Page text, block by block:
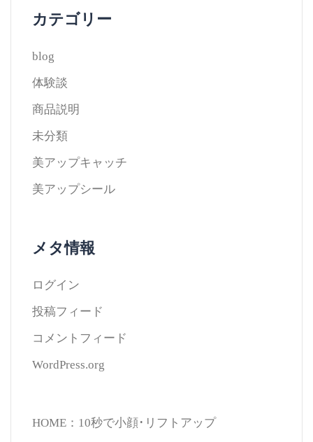
カテゴリー
blog
体験談
商品説明
未分類
美アップキャッチ
美アップシール
メタ情報
ログイン
投稿フィード
コメントフィード
WordPress.org
HOME：10秒で小顔･リフトアップ